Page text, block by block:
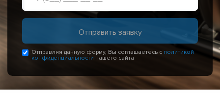
Отправляя данную форму, Вы соглашаетесь с политикой
конфиденциальности нашего сайта